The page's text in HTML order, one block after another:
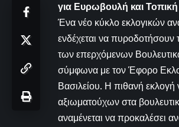
για Ευρωβουλή και
Ένα νέο κύκλο εκλογικών
ενδέχεται να πυροδοτήσουν
των επερχόμενων
σύμφωνα με τον Έφορο
Βασιλείου. Η πιθανή εκλογή
αξιωματούχων στα
αναμένεται να προκαλέσει